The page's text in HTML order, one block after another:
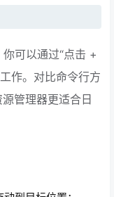
可以通过“点击 +
作。对比命令行方
管理器更适合日